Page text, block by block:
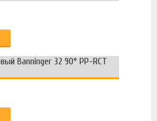
Banninger 32 90° PP-RCT